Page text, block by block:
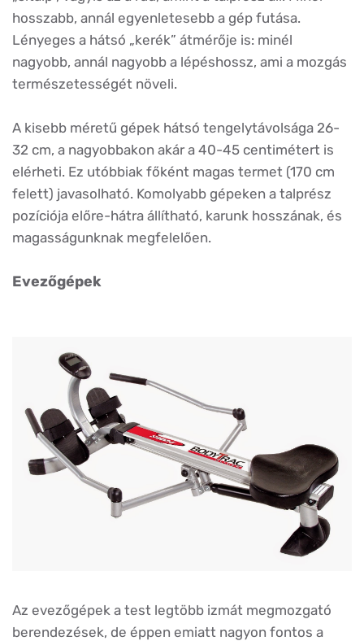
hosszabb, annál egyenletesebb a gép futása.
Lényeges a hátsó „kerék” átmérője is: minél
nagyobb, annál nagyobb a lépéshossz, ami a mozgás
természetességét növeli.
A kisebb méretű gépek hátsó tengelytávolsága 26-
32 cm, a nagyobbakon akár a 40-45 centimétert is
elérheti. Ez utóbbiak főként magas termet (170 cm
felett) javasolható. Komolyabb gépeken a talprész
pozíciója előre-hátra állítható, karunk hosszának, és
magasságunknak megfelelően.
Evezőgépek
Az evezőgépek a test legtöbb izmát megmozgató
berendezések, de éppen emiatt nagyon fontos a